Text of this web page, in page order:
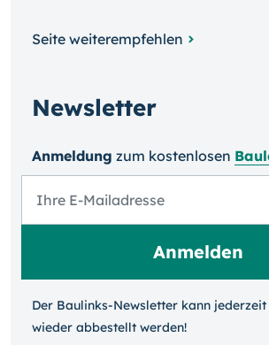
Seite weiterempfehlen
Newsletter
Anmeldung zum kosten­losen
Der Baulinks-Newsletter kann
wieder ab­bestellt werden!